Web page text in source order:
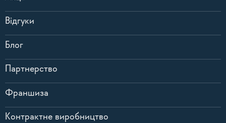
Відгуки
Блог
Партнерство
Франшиза
Контрактне виробництво